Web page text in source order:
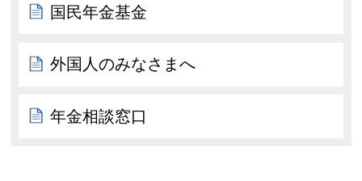
国民年金基金
外国人のみなさまへ
年金相談窓口